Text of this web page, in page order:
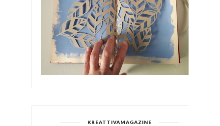
KREATTIVAMAGAZINE